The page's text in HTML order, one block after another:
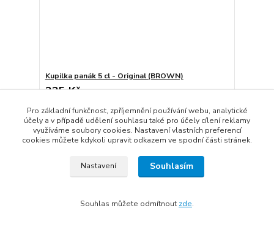
Kupilka panák 5 cl - Original (BROWN)
235 Kč/ks
Přidat do košíku
Pro základní funkčnost, zpříjemnění používání webu, analytické
účely a v případě udělení souhlasu také pro účely cílení reklamy
využíváme soubory cookies. Nastavení vlastních preferencí
cookies můžete kdykoli upravit odkazem ve spodní části stránek.
Nastavení Souhlasím
Souhlas můžete odmítnout zde.